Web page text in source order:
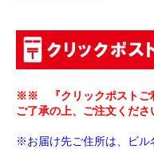
※※ 『クリックポストご
ご了承の上、ご注文くださ
※お届け先ご住所は、ビル